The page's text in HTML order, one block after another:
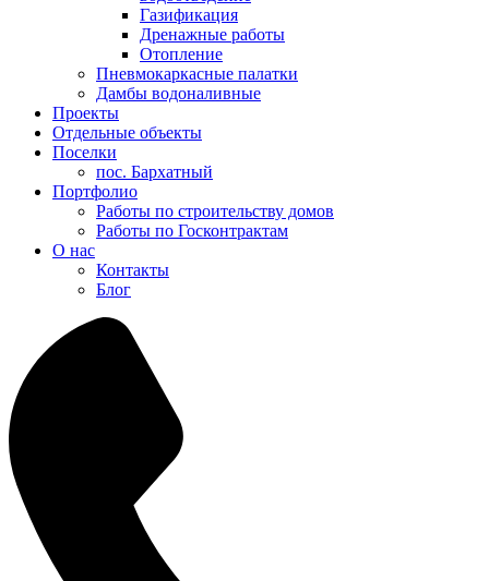
Газификация
Дренажные работы
Отопление
Пневмокаркасные палатки
Дамбы водоналивные
Проекты
Отдельные объекты
Поселки
пос. Бархатный
Портфолио
Работы по строительству домов
Работы по Госконтрактам
О нас
Контакты
Блог